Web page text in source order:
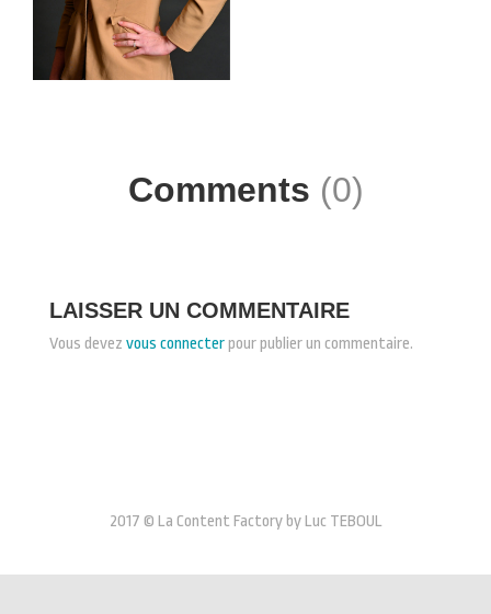
Comments (0)
LAISSER UN COMMENTAIRE
Vous devez vous connecterpour publier un commentaire.
2017 © La Content Factory by Luc TEBOUL